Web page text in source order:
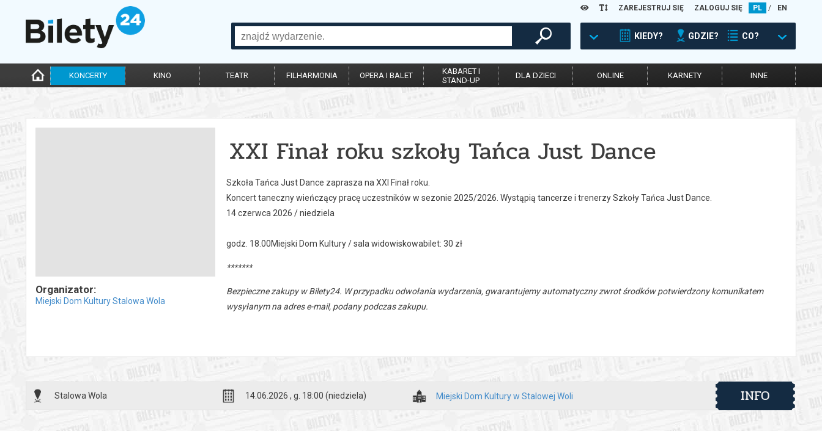
ZAREJESTRUJ SIĘ ZALOGUJ SIĘ PL / EN
KIEDY? GDZIE? CO?
KONCERTY KINO TEATR FILHARMONIA OPERA I BALET
KABARET I
STAND-UP
DLA DZIECI ONLINE KARNETY INNE
Organizator:
Miejski Dom Kultury Stalowa Wola
XXI Finał roku szkoły Tańca Just Dance
Szkoła Tańca Just Dance zaprasza na XXI Finał roku.
Koncert taneczny wieńczący pracę uczestników w sezonie 2025/2026. Wystąpią tancerze i trenerzy Szkoły Tańca Just Dance.
14 czerwca 2026 / niedziela
godz. 18.00Miejski Dom Kultury / sala widowiskowabilet: 30 zł
*******
Bezpieczne zakupy w Bilety24. W przypadku odwołania wydarzenia, gwarantujemy automatyczny zwrot środków potwierdzony komunikatem
wysyłanym na adres e-mail, podany podczas zakupu.
Stalowa Wola 14.06.2026 , g. 18:00 (niedziela) Miejski Dom Kultury w Stalowej Woli INFO